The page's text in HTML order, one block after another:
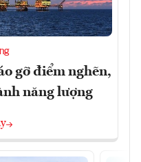
gỡ điểm nghẽn,
năng lượng